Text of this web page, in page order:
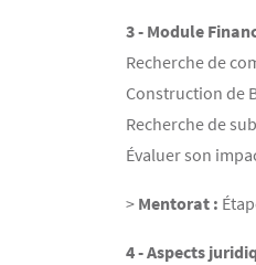
3 - Module
Recherche de
Construction de
Recherche de
Évaluer son
> Mentorat :
4 - Aspects